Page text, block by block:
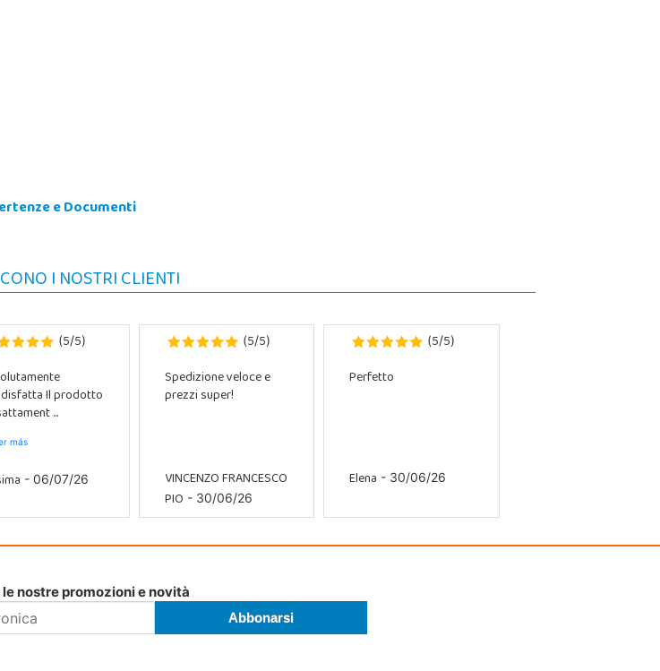
e Documenti
I NOSTRI CLIENTI
(5/5)
Il prodotto
...
más
- 06/07/26
(5/5)
Spedizione veloce e
prezzi super!
VINCENZO FRANCESCO
PIO - 30/06/26
(5/5)
Perfetto
Elena - 30/06/26
nostre promozioni e novità